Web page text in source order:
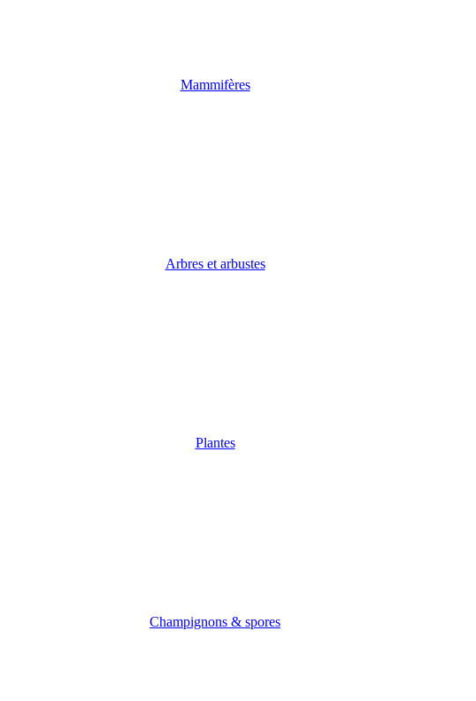
Mammifères
Arbres et arbustes
Plantes
Champignons & spores